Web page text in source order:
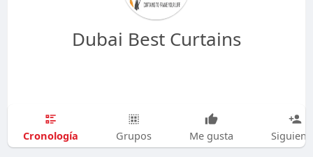
Dubai Best Curtains
Cronología Grupos Me gusta